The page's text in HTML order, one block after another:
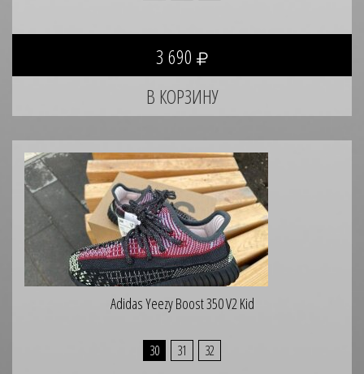
3 690
Adidas Yeezy Boost 350 V2 Kid
30 31 32